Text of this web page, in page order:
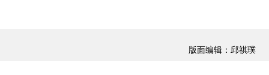
版面编辑：邱祺璞